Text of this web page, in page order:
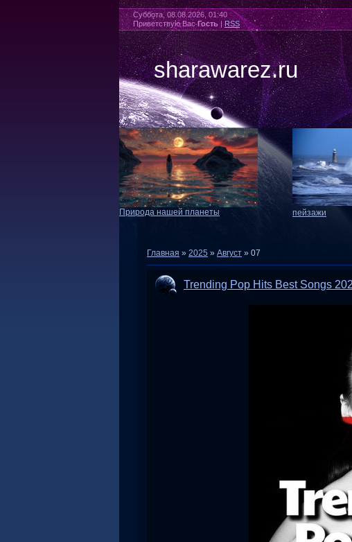
Суббота, 08.08.2026, 01:40
Приветствую Вас Гость|RSS
sharawarez.ru
Природа нашей планеты
пейзажи
Главная » 2025 » Август » 07
Trending Pop Hits Best Songs